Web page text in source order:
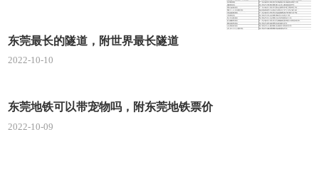
东莞最长的隧道，附世界最长隧道
2022-10-10
东莞地铁可以带宠物吗，附东莞地铁票价
2022-10-09